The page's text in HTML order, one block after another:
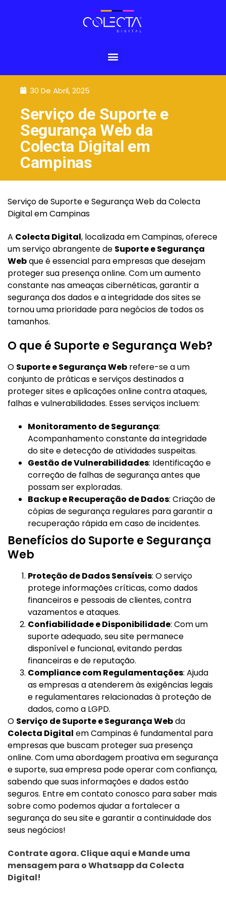
30 De Abril, 2025
Serviço de Suporte e
Segurança Web da
Colecta Digital em
Campinas
Serviço de Suporte e Segurança Web da Colecta
Digital em Campinas
A Colecta Digital, localizada em Campinas, oferece
um serviço abrangente de Suporte e Segurança
Webque é essencial para empresas que desejam
proteger sua presença online. Com um aumento
constante nas ameaças cibernéticas, garantir a
segurança dos dados e a integridade dos sites se
tornou uma prioridade para negócios de todos os
tamanhos.
O que é Suporte e Segurança Web?
O Suporte e Segurança Web refere-se a um
conjunto de práticas e serviços destinados a
proteger sites e aplicações online contra ataques,
falhas e vulnerabilidades. Esses serviços incluem:
Monitoramento de Segurança:
Acompanhamento constante da integridade
do site e detecção de atividades suspeitas.
Gestão de Vulnerabilidades: Identificação e
correção de falhas de segurança antes que
possam ser exploradas.
Backup e Recuperação de Dados: Criação de
cópias de segurança regulares para garantir a
recuperação rápida em caso de incidentes.
Benefícios do Suporte e Segurança
Web
Proteção de Dados Sensíveis: O serviço
protege informações críticas, como dados
financeiros e pessoais de clientes, contra
vazamentos e ataques.
Confiabilidade e Disponibilidade: Com um
suporte adequado, seu site permanece
disponível e funcional, evitando perdas
financeiras e de reputação.
Compliance com Regulamentações: Ajuda
as empresas a atenderem às exigências legais
e regulamentares relacionadas à proteção de
dados, como a LGPD.
O Serviço de Suporte e Segurança Webda
Colecta Digital em Campinas é fundamental para
empresas que buscam proteger sua presença
online. Com uma abordagem proativa em segurança
e suporte, sua empresa pode operar com confiança,
sabendo que suas informações e dados estão
seguros. Entre em contato conosco para saber mais
sobre como podemos ajudar a fortalecer a
segurança do seu site e garantir a continuidade dos
seus negócios!
Contrate agora. Clique aqui e Mande uma
mensagem para o Whatsapp da Colecta
Digital!